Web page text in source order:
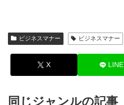
ビジネスマナー ビジネスマナー
X LINE
同じジャンルの記事